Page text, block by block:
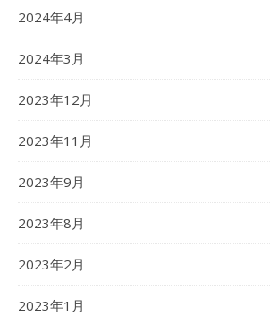
2024年4月
2024年3月
2023年12月
2023年11月
2023年9月
2023年8月
2023年2月
2023年1月